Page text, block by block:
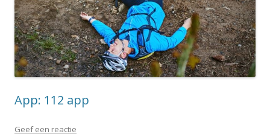
App: 112 app
Geef een reactie